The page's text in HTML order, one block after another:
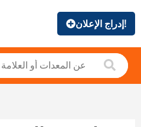
إدراج الإعلان!